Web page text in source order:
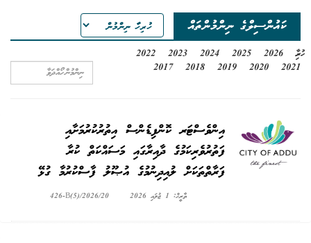
ކައުންސިލްގެ ނިންމުންތައް
ހުރިހާ 2026
2025
2024
2023
2022
2021
2020
2019
2018
2017
އިންވެސްޓަރ ކޮންފިޑެންސް އިތުރުކުރުމަށާއި
ފަތުރުވެރިކަމުގެ ދާއިރާގައި މަސައްކަތް ކުރާ
ފަރާތްތަކަށް ލުއިދިނުމުގެ އުޞޫލު ފާސްކުރުމާ ގުޅޭ
ތާރީޚް: 1 ޖުލައި 2026 426-B(5)/2026/20